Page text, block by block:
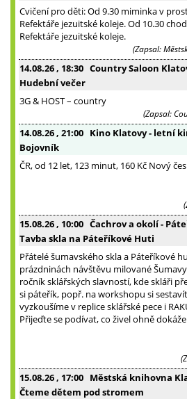
Cvičení pro děti: Od 9.30 miminka v
Refektáře jezuitské koleje. Od 10.30
Refektáře jezuitské koleje.
(Zapsal:
14.08.26 , 18:30 Country Saloon
Hudební večer
3G & HOST – country
(Zapsal:
14.08.26 , 21:00 Kino Klatovy - letní
Bojovník
ČR, od 12 let, 123 minut, 160 Kč Nový
15.08.26 , 10:00 Čachrov a okolí -
Tavba skla na Páteříkové Huti
Přátelé šumavského skla a Páteříkové
prázdninách návštěvu milované
ročník sklářských slavností, kde skláři
si páteřík, popř. na workshopu si
vyzkoušíme v replice sklářské pece i
Přijeďte se podívat, co živel ohně
15.08.26 , 17:00 Městská knihovna
Čteme dětem pod stromem